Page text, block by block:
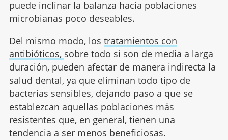
puede inclinar la balanza hacia poblaciones
microbianas poco deseables.
Del mismo modo, los tratamientos con
antibióticos, sobre todo si son de media a larga
duración, pueden afectar de manera indirecta la
salud dental, ya que eliminan todo tipo de
bacterias sensibles, dejando paso a que se
establezcan aquellas poblaciones más
resistentes que, en general, tienen una
tendencia a ser menos beneficiosas.